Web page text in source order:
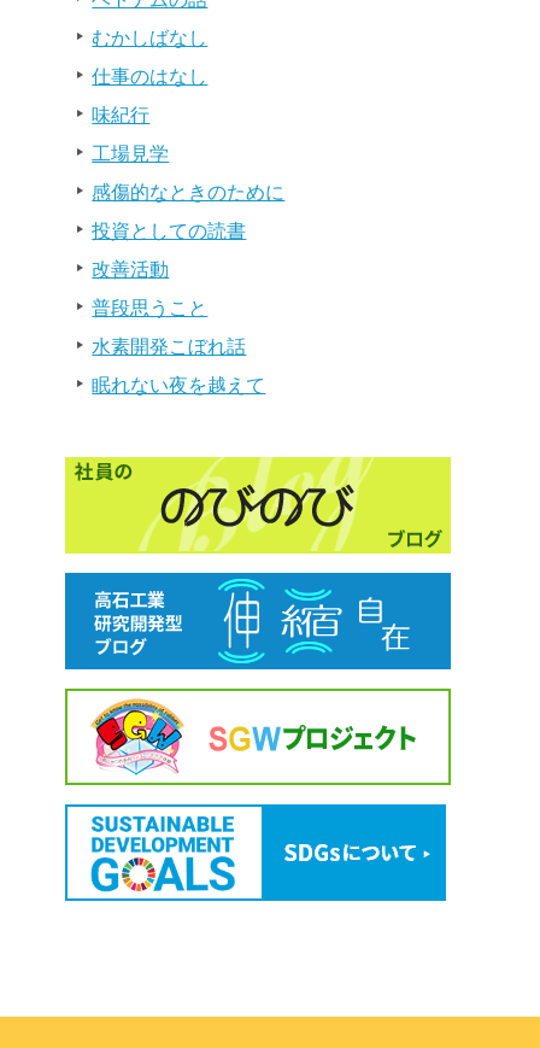
むかしばなし
仕事のはなし
味紀行
工場見学
感傷的なときのために
投資としての読書
改善活動
普段思うこと
水素開発こぼれ話
眠れない夜を越えて